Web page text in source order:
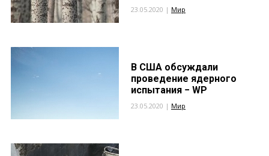
23.05.2020 | Мир
В США обсуждали
проведение ядерного
испытания − WP
23.05.2020 | Мир